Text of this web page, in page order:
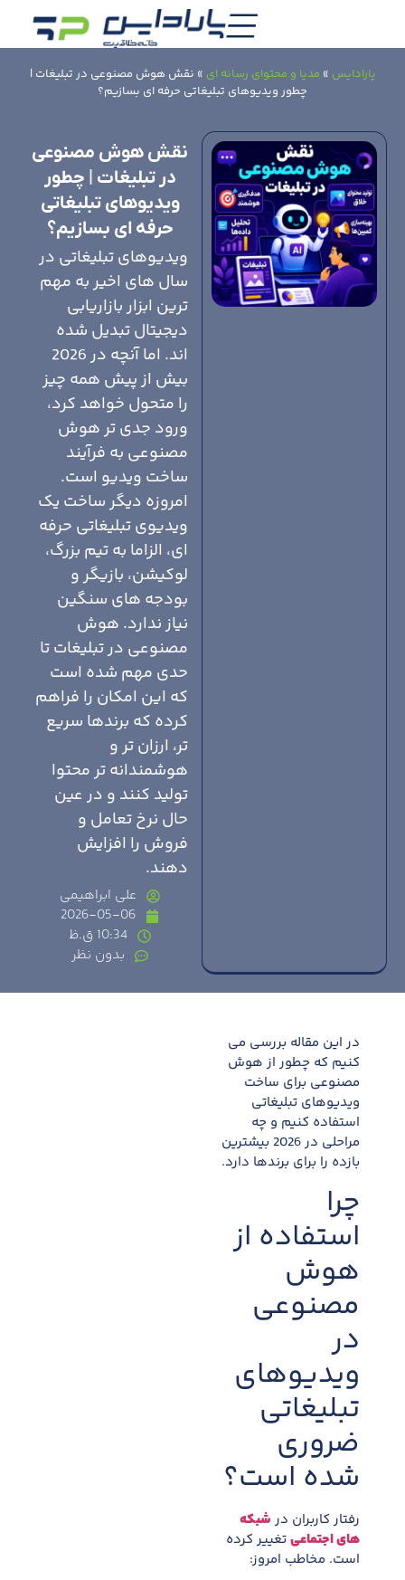
پارادایس » مدیا و محتوای رسانه ای » نقش هوش مصنوعی در تبلیغات |
چطور ویدیوهای تبلیغاتی حرفه ای بسازیم؟
نقش هوش مصنوعی
در تبلیغات | چطور
ویدیوهای تبلیغاتی
حرفه ای بسازیم؟
ویدیوهای تبلیغاتی در
سال های اخیر به مهم
ترین ابزار بازاریابی
دیجیتال تبدیل شده
اند. اما آنچه در 2026
بیش از پیش همه چیز
را متحول خواهد کرد،
ورود جدی تر هوش
مصنوعی به فرآیند
ساخت ویدیو است.
امروزه دیگر ساخت یک
ویدیوی تبلیغاتی حرفه
ای، الزاما به تیم بزرگ،
لوکیشن، بازیگر و
بودجه های سنگین
نیاز ندارد. هوش
مصنوعی در تبلیغات تا
حدی مهم شده است
که این امکان را فراهم
کرده که برندها سریع
تر، ارزان تر و
هوشمندانه تر محتوا
تولید کنند و در عین
حال نرخ تعامل و
فروش را افزایش
دهند.
علی ابراهیمی
2026-05-06
10:34 ق.ظ
بدون نظر
در این مقاله بررسی می
کنیم که چطور از هوش
مصنوعی برای ساخت
ویدیوهای تبلیغاتی
استفاده کنیم و چه
مراحلی در 2026 بیشترین
بازده را برای برندها دارد.
چرا
استفاده از
هوش
مصنوعی
در
ویدیوهای
تبلیغاتی
ضروری
شده است؟
رفتار کاربران در شبکه
های اجتماعیتغییر کرده
است. مخاطب امروز: